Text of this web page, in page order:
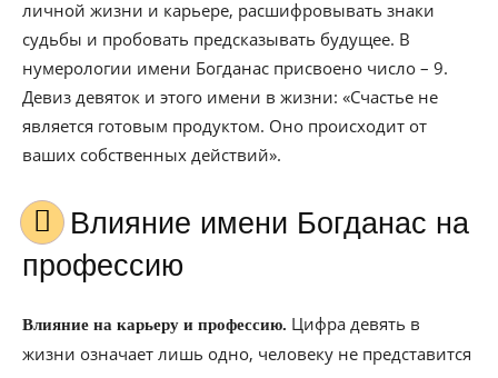
личной жизни и карьере, расшифровывать знаки
судьбы и пробовать предсказывать будущее. В
нумерологии имени Богданас присвоено число – 9.
Девиз девяток и этого имени в жизни: «Счастье не
является готовым продуктом. Оно происходит от
ваших собственных действий».
Влияние имени Богданас на
профессию
Влияние на карьеру и профессию. Цифра девять в
жизни означает лишь одно, человеку не представится